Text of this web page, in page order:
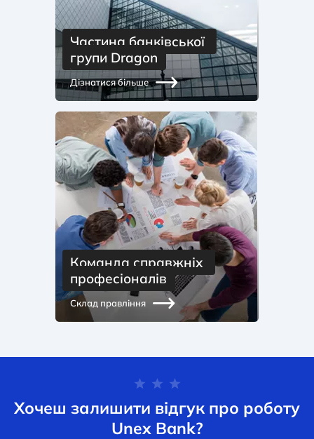
Частина банківської
групи Dragon
Дізнатися більше
Команда справжніх
професіоналів
Склад правління
Хочеш залишити відгук про роботу
Unex Bank?